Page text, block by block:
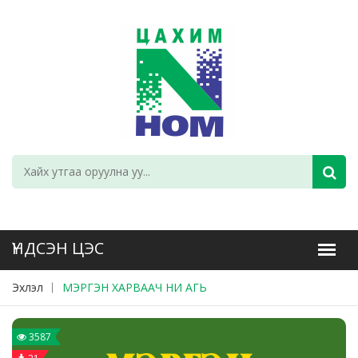
Эхлэл МЭРГЭН ХАРВААЧ НИ АГЬ
3587